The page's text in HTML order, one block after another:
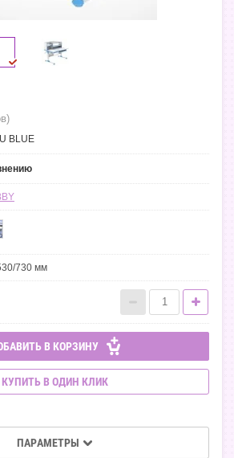
BLUE
730 мм
В КОРЗИНУ
КУПИТЬ В ОДИН КЛИК
ПАРАМЕТРЫ